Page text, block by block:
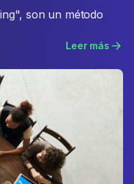
son un método
Leer más